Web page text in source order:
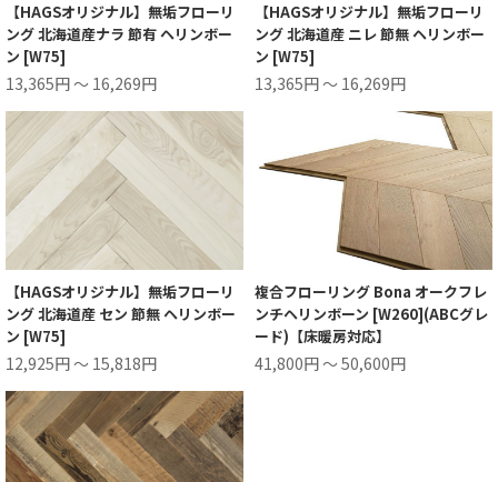
【HAGSオリジナル】無垢フローリ
ング 北海道産ナラ 節有 ヘリンボー
ン [W75]
13,365円 ～ 16,269円
【HAGSオリジナル】無垢フローリ
ング 北海道産 ニレ 節無 ヘリンボー
ン [W75]
13,365円 ～ 16,269円
【HAGSオリジナル】無垢フローリ
ング 北海道産 セン 節無 ヘリンボー
ン [W75]
12,925円 ～ 15,818円
複合フローリング Bona オークフレ
ンチヘリンボーン [W260](ABCグレ
ード)【床暖房対応】
41,800円 ～ 50,600円